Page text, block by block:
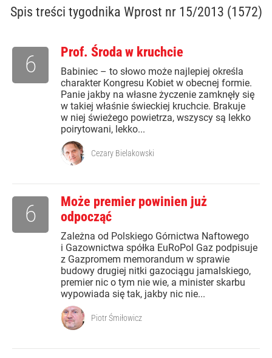
Spis treści tygodnika Wprost nr 15/2013 (1572)
Prof. Środa w kruchcie
Babiniec – to słowo może najlepiej określa
charakter Kongresu Kobiet w obecnej formie.
Panie jakby na własne życzenie zamknęły się
w takiej właśnie świeckiej kruchcie. Brakuje
w niej świeżego powietrza, wszyscy są lekko
poirytowani, lekko...
6
Cezary Bielakowski
Może premier powinien już
odpocząć
Zależna od Polskiego Górnictwa Naftowego
i Gazownictwa spółka EuRoPol Gaz podpisuje
z Gazpromem memorandum w sprawie
budowy drugiej nitki gazociągu jamalskiego,
premier nic o tym nie wie, a minister skarbu
wypowiada się tak, jakby nic nie...
6
Piotr Śmiłowicz